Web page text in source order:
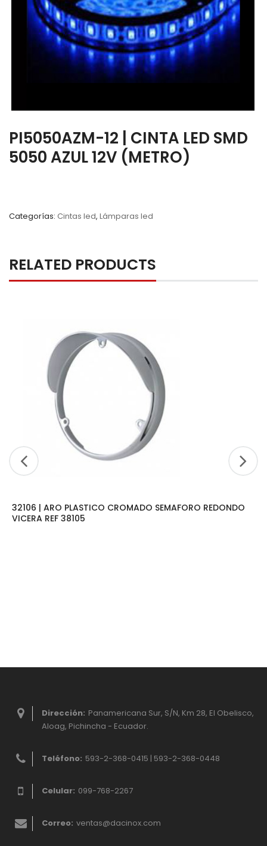
PI5050AZM-12 | CINTA LED SMD
5050 AZUL 12V (METRO)
Categorías: Cintas led, Lámparas led
RELATED PRODUCTS
32106 | ARO PLASTICO CROMADO SEMAFORO REDONDO
VICERA REF 38105
Dirección: Panamericana Sur, S/N, Km 28, El Obelisco,
Aloag, Pichincha - Ecuador.
Teléfono: 593-2-368-0415 | 593-2-368-0448
Celular: 099-768-2267
Correo: ventas@dacinox.com